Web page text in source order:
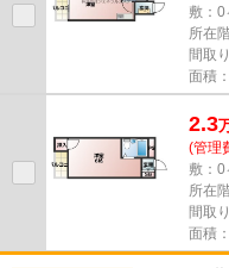
敷：0
所在
間取
面積
2.3
(管理
敷：0
所在
間取
面積